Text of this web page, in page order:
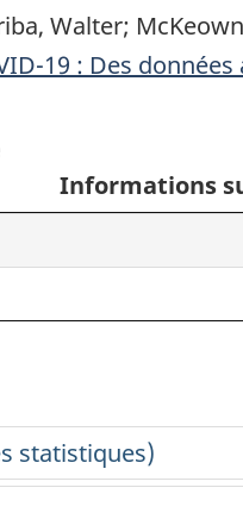
Walter;
19 : Des
Informations